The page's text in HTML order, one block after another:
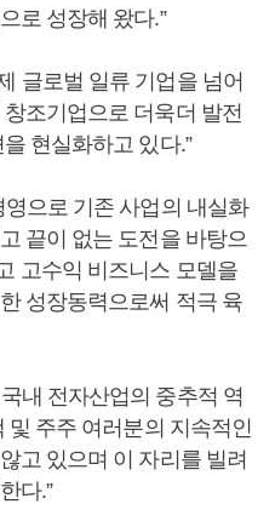
로 성장해 왔다.”
글로벌 일류 기업을 넘어
조기업으로 더욱더 발전
현실화하고 있다.”
으로 기존 사업의 내실화
끝이 없는 도전을 바탕으
고수익 비즈니스 모델을
성장동력으로써 적극 육
내 전자산업의 중추적 역
및 주주 여러분의 지속적인
고 있으며 이 자리를 빌려
다.”